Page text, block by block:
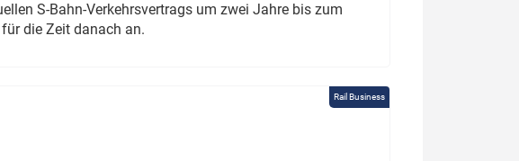
S-Bahn-Verkehrsvertrags um zwei Jahre bis zum
die Zeit danach an.
Rail Business